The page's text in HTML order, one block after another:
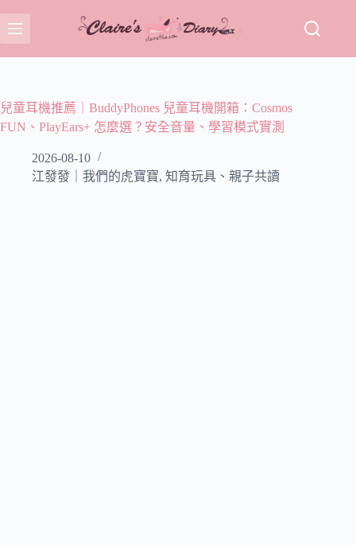
至
主
容
兒童耳機推薦｜BuddyPhones 兒童耳機開箱：Cosmos
FUN、PlayEars+ 怎麼選？安全音量、學習模式實測
2026-08-10
江發發｜我們的虎寶寶, 知育玩具、親子共讀